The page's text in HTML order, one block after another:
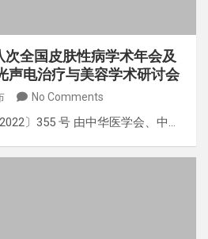
全国皮肤性病学术年会及
声电治疗与美容学术研讨会
No Comments
〕355 号 由中华医学会、中…